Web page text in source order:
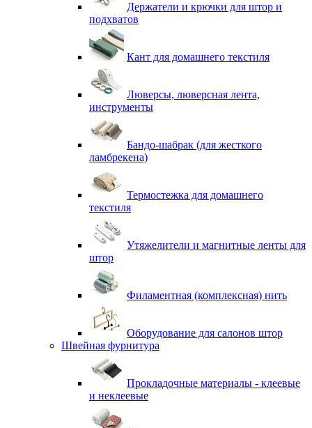
Держатели и крючки для штор и
подхватов
Кант для домашнего текстиля
Люверсы, люверсная лента,
инструменты
Бандо-шабрак (для жесткого
ламбрекена)
Термостежка для домашнего
текстиля
Утяжелители и магнитные ленты для
штор
Филаментная (комплексная) нить
Оборудование для салонов штор
Швейная фурнитура
Прокладочные материалы - клеевые
и неклеевые